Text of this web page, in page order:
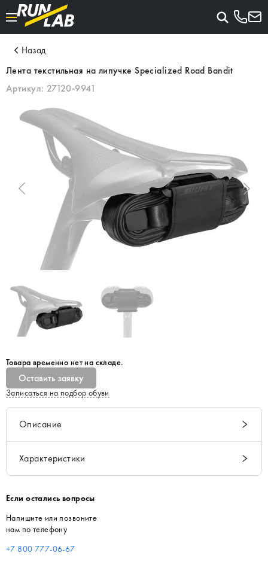
Назад
Лента текстильная на липучке Specialized Road Bandit
Артикул: 27120-9941
Товара временно нет на складе.
Оставить заявку
Записаться на подбор обуви
Описание
Характеристики
Если остались вопросы
Напишите или позвоните
нам по телефону
+7 800 777-06-67